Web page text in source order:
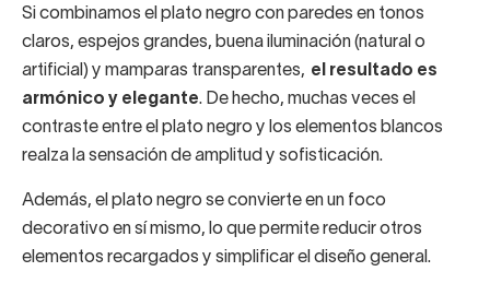
Si combinamos el plato negro con paredes en tonos
claros, espejos grandes, buena iluminación (natural o
artificial) y mamparas transparentes, el resultado es
armónico y elegante. De hecho, muchas veces el
contraste entre el plato negro y los elementos blancos
realza la sensación de amplitud y sofisticación.
Además, el plato negro se convierte en un foco
decorativo en sí mismo, lo que permite reducir otros
elementos recargados y simplificar el diseño general.